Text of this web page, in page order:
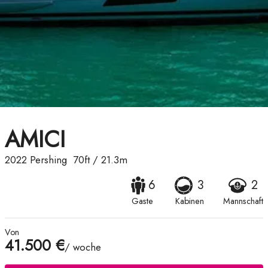
AMICI
2022 Pershing 70ft/ 21.3m
6
Gaste
3
Kabinen
2
Mannschaft
Von
41.500 €/ woche